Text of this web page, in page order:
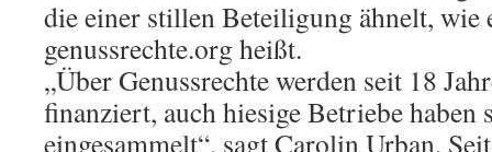
die einer stillen Beteiligung ähnelt, wie
genussrechte.org heißt.
„Über Genussrechte werden seit 18
finanziert, auch hiesige Betriebe haben
eingesammelt“, sagt Carolin Urban.